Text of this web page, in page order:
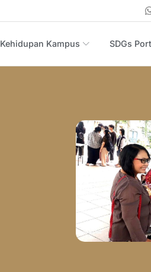
Kehidupan Kampus SDGs